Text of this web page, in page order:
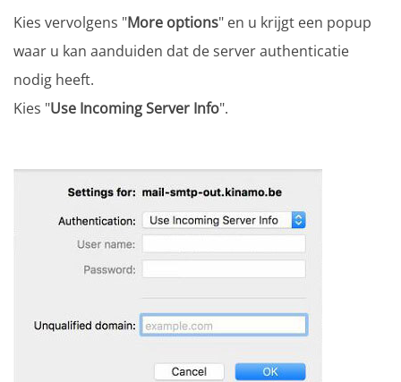
Kies vervolgens "More options" en u krijgt een popup
waar u kan aanduiden dat de server authenticatie
nodig heeft.
Kies "Use Incoming Server Info".